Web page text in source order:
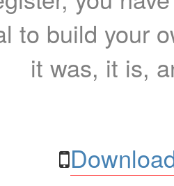
to build your
it was, it is,